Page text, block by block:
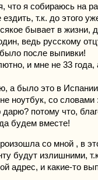
что я собираюсь на
т.к. до этого
бывает в жизни,
ведь русскому
было после выпивки!
и мне не 33 года,
а было это в
ноутбук, со словами
потому что,
будем вместе!
со мной , в
будут излишними,
адрес, и какие-то